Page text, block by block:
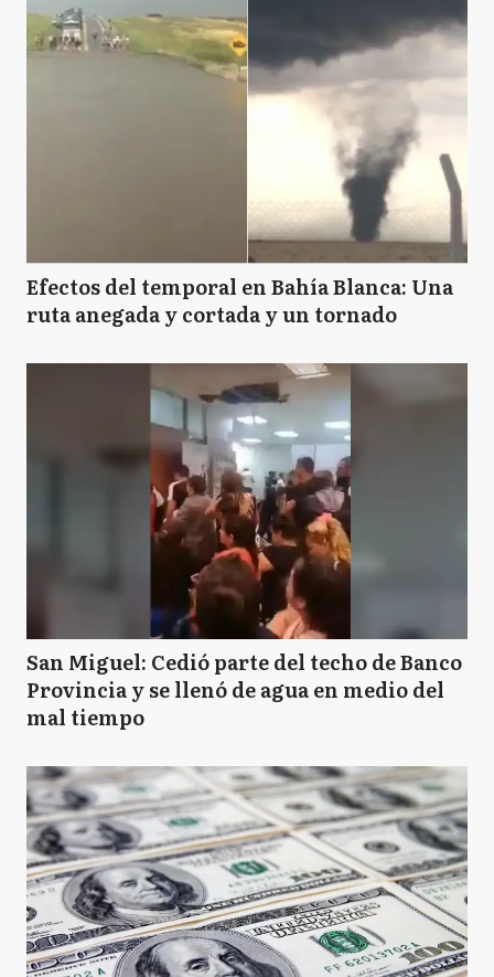
Efectos del temporal en Bahía Blanca: Una
ruta anegada y cortada y un tornado
San Miguel: Cedió parte del techo de Banco
Provincia y se llenó de agua en medio del
mal tiempo